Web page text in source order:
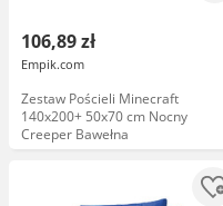
106,89 zł
Empik.com
Zestaw Pościeli Minecraft
140x200+ 50x70 cm Nocny
Creeper Bawełna